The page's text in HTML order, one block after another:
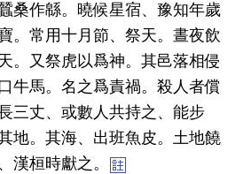
桑作緜。曉候星宿、豫知年歲
。常用十月節、祭天。晝夜飲
。又祭虎以爲神。其邑落相侵
牛馬。名之爲責禍。殺人者償
三丈、或數人共持之、能步
地。其海、出班魚皮。土地饒
漢桓時獻之。